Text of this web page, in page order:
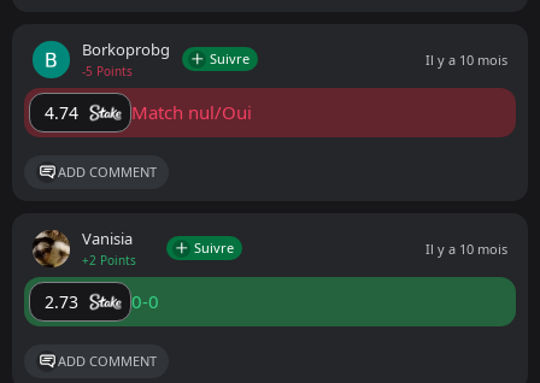
Borkoprobg
-5 Points
Suivre Il y a 10 mois
4.74 Match nul/Oui
ADD COMMENT
Vanisia
+2 Points
Suivre Il y a 10 mois
2.73 0-0
ADD COMMENT